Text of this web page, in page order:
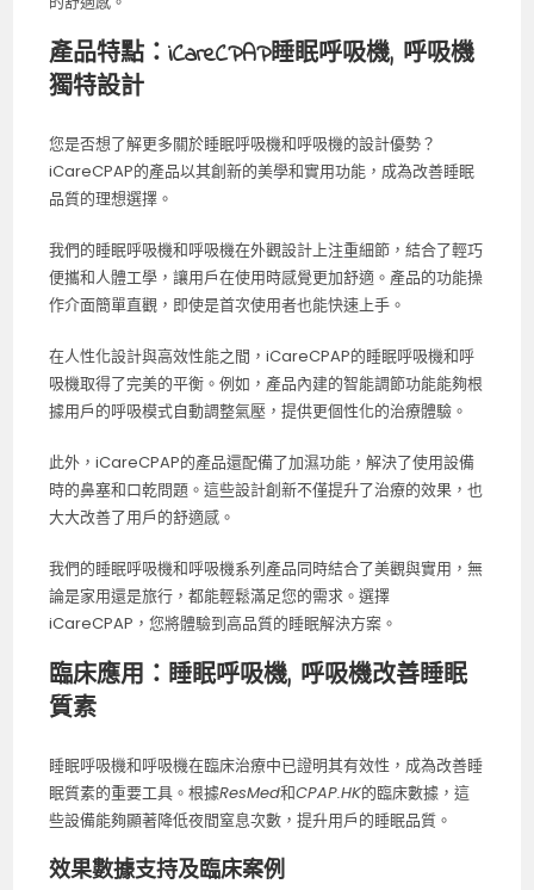
產品特點：iCareCPAP睡眠呼吸機, 呼吸機
獨特設計
您是否想了解更多關於睡眠呼吸機和呼吸機的設計優勢？
iCareCPAP的產品以其創新的美學和實用功能，成為改善睡眠
品質的理想選擇。
我們的睡眠呼吸機和呼吸機在外觀設計上注重細節，結合了輕巧
便攜和人體工學，讓用戶在使用時感覺更加舒適。產品的功能操
作介面簡單直觀，即使是首次使用者也能快速上手。
在人性化設計與高效性能之間，iCareCPAP的睡眠呼吸機和呼
吸機取得了完美的平衡。例如，產品內建的智能調節功能能夠根
據用戶的呼吸模式自動調整氣壓，提供更個性化的治療體驗。
此外，iCareCPAP的產品還配備了加濕功能，解決了使用設備
時的鼻塞和口乾問題。這些設計創新不僅提升了治療的效果，也
大大改善了用戶的舒適感。
我們的睡眠呼吸機和呼吸機系列產品同時結合了美觀與實用，無
論是家用還是旅行，都能輕鬆滿足您的需求。選擇
iCareCPAP，您將體驗到高品質的睡眠解決方案。
臨床應用：睡眠呼吸機, 呼吸機改善睡眠
質素
睡眠呼吸機和呼吸機在臨床治療中已證明其有效性，成為改善睡
眠質素的重要工具。根據ResMed和CPAP.HK的臨床數據，這
些設備能夠顯著降低夜間窒息次數，提升用戶的睡眠品質。
效果數據支持及臨床案例